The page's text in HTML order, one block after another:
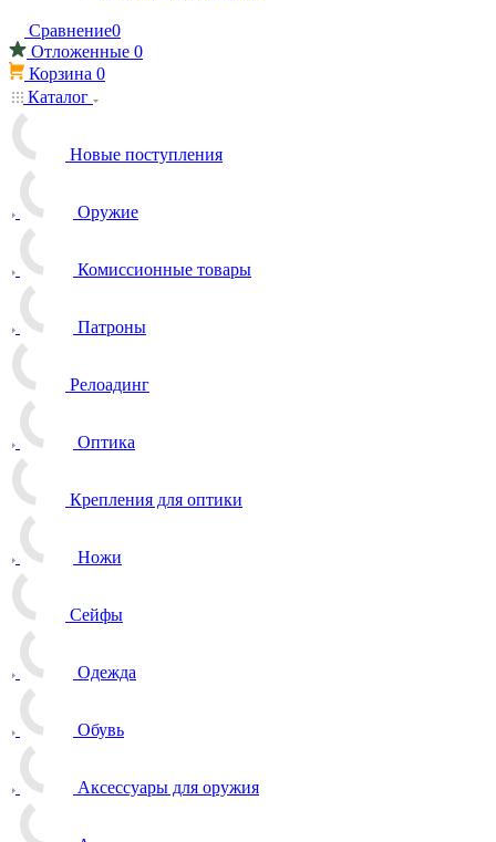
Сравнение0
Отложенные 0
Корзина 0
Каталог
Новые поступления
Оружие
Комиссионные товары
Патроны
Релоадинг
Оптика
Крепления для оптики
Ножи
Сейфы
Одежда
Обувь
Аксессуары для оружия